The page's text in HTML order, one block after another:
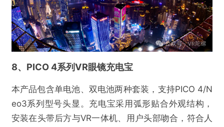
8、PICO 4系列VR眼镜充电宝
本产品包含单电池、双电池两种套装，支持PICO 4/N
eo3系列型号头显。充电宝采用弧形贴合外观结构，
安装在头带后方与VR一体机、用户头部吻合，符合人